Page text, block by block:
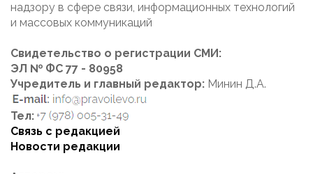
надзору в сфере связи, информационных технологий
и массовых коммуникаций
Свидетельство о регистрации СМИ:
ЭЛ № ФС 77 - 80958
Учредитель и главный редактор: Минин Д.А.
Тел:
Связь с редакцией
Новости редакции